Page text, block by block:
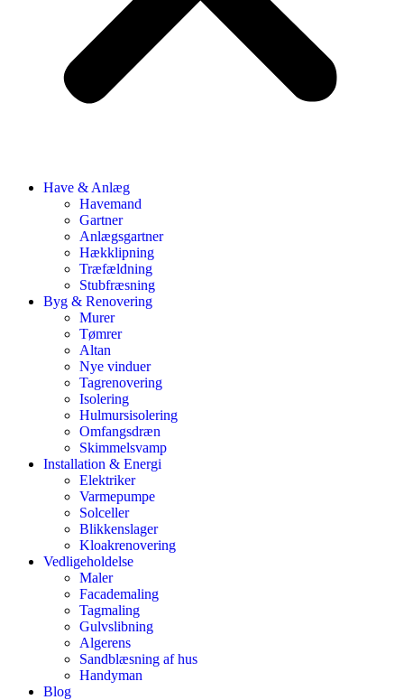
Have & Anlæg
Havemand
Gartner
Anlægsgartner
Hækklipning
Træfældning
Stubfræsning
Byg & Renovering
Murer
Tømrer
Altan
Nye vinduer
Tagrenovering
Isolering
Hulmursisolering
Omfangsdræn
Skimmelsvamp
Installation & Energi
Elektriker
Varmepumpe
Solceller
Blikkenslager
Kloakrenovering
Vedligeholdelse
Maler
Facademaling
Tagmaling
Gulvslibning
Algerens
Sandblæsning af hus
Handyman
Blog